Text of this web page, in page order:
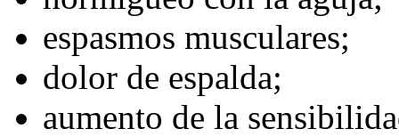
espasmos musculares;
dolor de espalda;
aumento de la